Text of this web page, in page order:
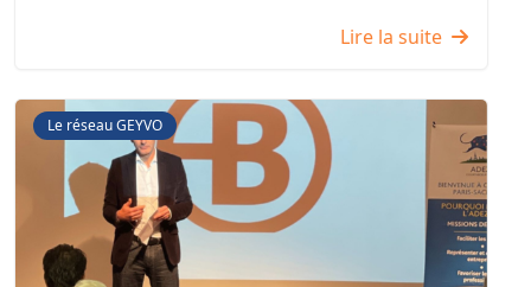
Lire la suite
Le réseau GEYVO